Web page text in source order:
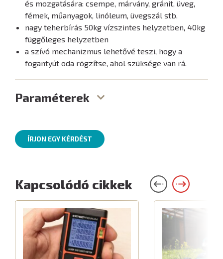
és mozgatására: csempe, márvány, gránit, üveg,
fémek, műanyagok, linóleum, üvegszál stb.
nagy teherbírás 50kg vízszintes helyzetben, 40kg
függőleges helyzetben
a szívó mechanizmus lehetővé teszi, hogy a
fogantyút oda rögzítse, ahol szüksége van rá.
Paraméterek
ÍRJON EGY KÉRDÉST
Kapcsolódó cikkek